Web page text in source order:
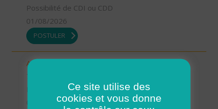
Possibilité de CDI ou CDD
01/08/2026
POSTULER
AIDE SOIGNANT (H/F)
Possibilité de CDI ou CDD
01/08/2026
Ce site utilise des
cookies et vous donne